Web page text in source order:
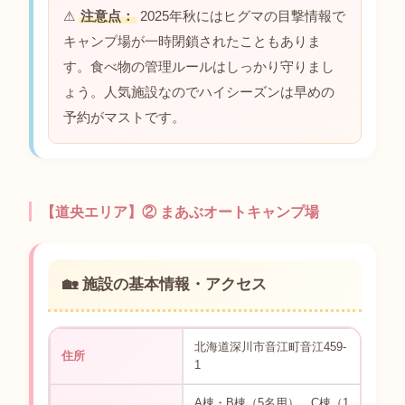
⚠ 注意点：2025年秋にはヒグマの目撃情報で
キャンプ場が一時閉鎖されたこともありま
す。食べ物の管理ルールはしっかり守りまし
ょう。人気施設なのでハイシーズンは早めの
予約がマストです。
【道央エリア】② まあぶオートキャンプ場
🏡 施設の基本情報・アクセス
住所
北海道深川市音江町音江459-
1